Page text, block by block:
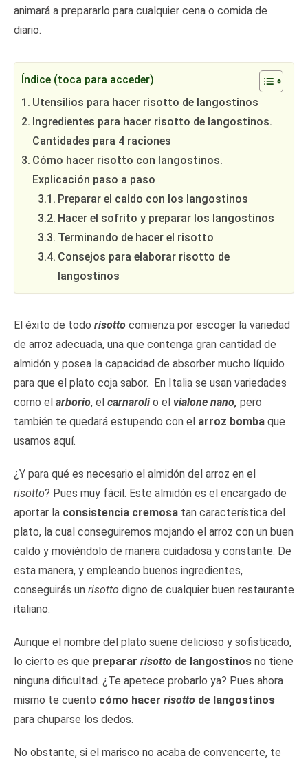
animará a prepararlo para cualquier cena o comida de
diario.
Índice (toca para acceder)
Utensilios para hacer risotto de langostinos
Ingredientes para hacer risotto de langostinos.
Cantidades para 4 raciones
Cómo hacer risotto con langostinos.
Explicación paso a paso
Preparar el caldo con los langostinos
Hacer el sofrito y preparar los langostinos
Terminando de hacer el risotto
Consejos para elaborar risotto de
langostinos
El éxito de todo risotto comienza por escoger la variedad
de arroz adecuada, una que contenga gran cantidad de
almidón y posea la capacidad de absorber mucho líquido
para que el plato coja sabor. En Italia se usan variedades
como el arborio, el carnarolio el vialone nano, pero
también te quedará estupendo con el arroz bomba que
usamos aquí.
¿Y para qué es necesario el almidón del arroz en el
risotto? Pues muy fácil. Este almidón es el encargado de
aportar la consistencia cremosa tan característica del
plato, la cual conseguiremos mojando el arroz con un buen
caldo y moviéndolo de manera cuidadosa y constante. De
esta manera, y empleando buenos ingredientes,
conseguirás un risotto digno de cualquier buen restaurante
italiano.
Aunque el nombre del plato suene delicioso y sofisticado,
lo cierto es que preparar risotto de langostinos no tiene
ninguna dificultad. ¿Te apetece probarlo ya? Pues ahora
mismo te cuento cómo hacer risotto de langostinos
para chuparse los dedos.
No obstante, si el marisco no acaba de convencerte, te